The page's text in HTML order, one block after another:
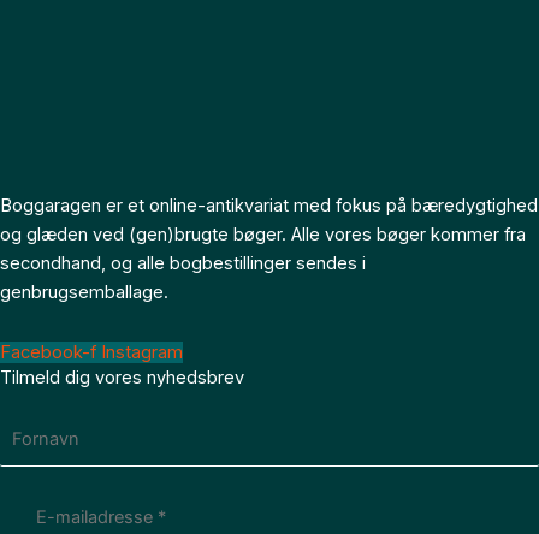
Boggaragen er et online-antikvariat med fokus på bæredygtighed
og glæden ved (gen)brugte bøger. Alle vores bøger kommer fra
secondhand, og alle bogbestillinger sendes i
genbrugsemballage.
Facebook-f Instagram
Tilmeld dig vores nyhedsbrev